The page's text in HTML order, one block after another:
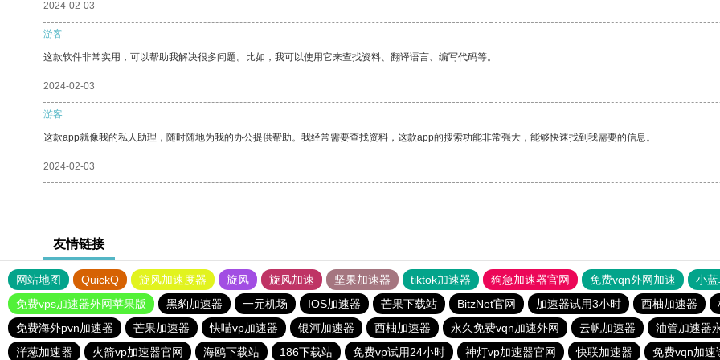
2024-02-03
游客
这款软件非常实用，可以帮助我解决很多问题。比如，我可以使用它来查找资料、翻译语言、编写代码等。
2024-02-03
游客
这款app就像我的私人助理，随时随地为我的办公提供帮助。我经常需要查找资料，这款app的搜索功能非常强大，能够快速找到我需要的信息。
2024-02-03
友情链接
网站地图 QuickQ 旋风加速度器 旋风 旋风加速 坚果加速器 tiktok加速器 狗急加速器官网 免费vqn外网加速
小
免费vps加速器外网苹果版
黑豹加速器 一元机场 IOS加速器 芒果下载站 BitzNet官网 加速器试用3小时 西柚加速器
免费海外pvn加速器
芒果加速器 快喵vp加速器 银河加速器 西柚加速器 永久免费vqn加速外网 云帆加速器
油管加速器
洋葱加速器
火箭vp加速器官网 海鸥下载站 186下载站 免费vp试用24小时 神灯vp加速器官网 快联加速器 免费vqn加速